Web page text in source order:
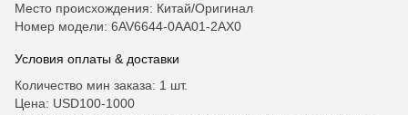
Место происхождения: Китай/Оригинал
Номер модели: 6AV6644-0AA01-2AX0
Условия оплаты & доставки
Количество мин заказа: 1 шт.
Цена: USD100-1000